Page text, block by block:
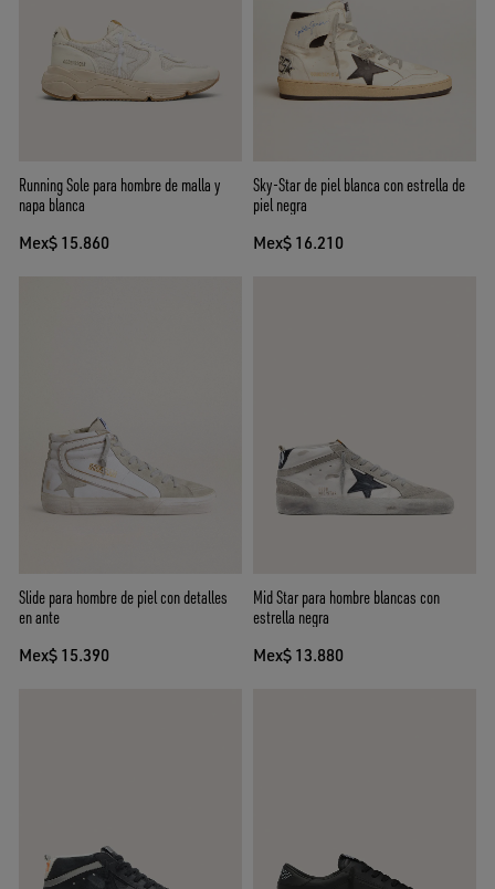
Running Sole para hombre de malla y
napa blanca
Mex$ 15.860
Sky-Star de piel blanca con estrella de
piel negra
Mex$ 16.210
Slide para hombre de piel con detalles
en ante
Mex$ 15.390
Mid Star para hombre blancas con
estrella negra
Mex$ 13.880